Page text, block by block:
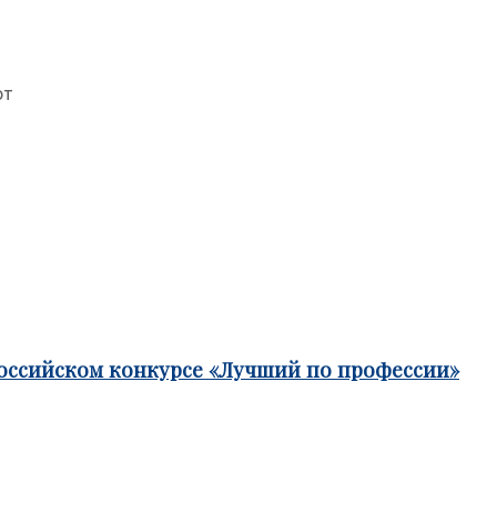
конкурсе «Лучший по профессии»